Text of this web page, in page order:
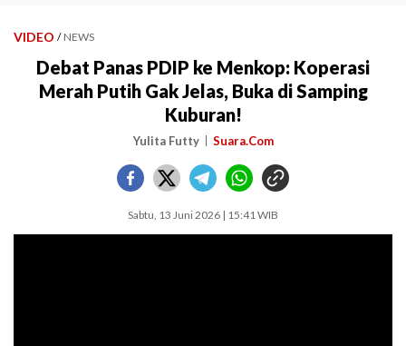
VIDEO / NEWS
Debat Panas PDIP ke Menkop: Koperasi
Merah Putih Gak Jelas, Buka di Samping
Kuburan!
Yulita Futty Suara.Com
Sabtu, 13 Juni 2026 | 15:41 WIB